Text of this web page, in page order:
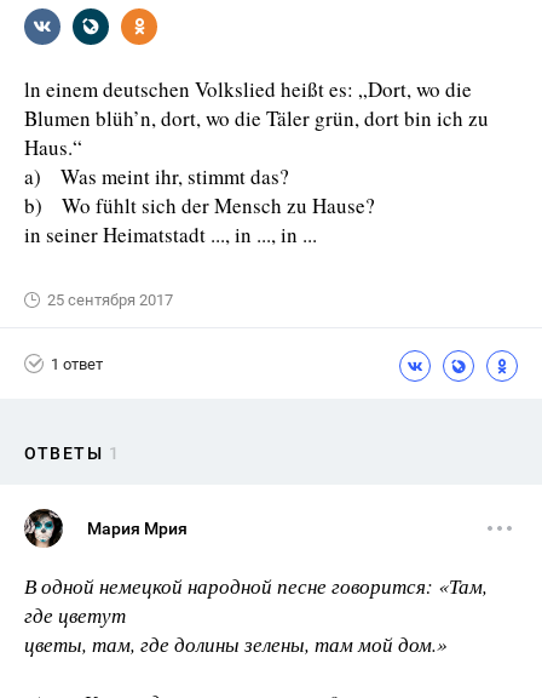
ln einem deutschen Volkslied heißt es: „Dort, wo die
Blumen blüh’n, dort, wo die Täler grün, dort bin ich zu
Haus.“
a) Was meint ihr, stimmt das?
b) Wo fühlt sich der Mensch zu Hause?
in seiner Heimatstadt ..., in ..., in ...
25 сентября 2017
1 ответ
ОТВЕТЫ 1
Мария Мрия
В одной немецкой народной песне говорится: «Там,
где цветут
цветы, там, где долины зелены, там мой дом.»